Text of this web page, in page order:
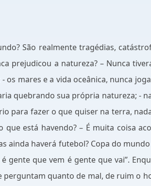
São realmente tragédias,
prejudicou a natureza? – Nunca
mares e a vida oceânica, nunca
quebrando sua própria natureza; -
para fazer o que quiser na terra,
está havendo? – É muita coisa
haverá futebol? Copa do mundo
gente que vem é gente que vai”.
perguntam quanto de mal, de ruim o